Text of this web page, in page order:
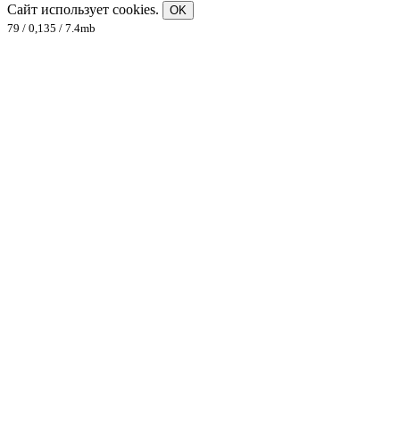
Сайт использует cookies.
OK
79 / 0,135 / 7.4mb